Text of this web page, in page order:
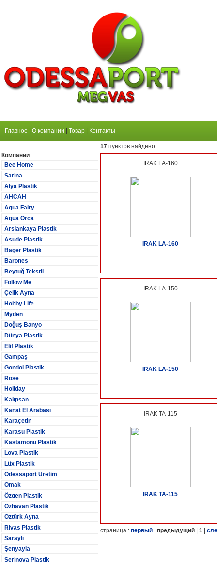
Главное О компании Товар Контакты
Компании
Bee Home
Sarina
Alya Plastik
АНСАН
Aqua Fairy
Aqua Orca
Arslankaya Plastik
Asude Plastik
Bager Plastik
Barones
Beytuğ Tekstil
Follow Me
Çelik Ayna
Hobby Life
Myden
Doğuş Banyo
Dünya Plastik
Elif Plastik
Gampaş
Gondol Plastik
Rose
Holiday
Kalıpsan
Kanat El Arabası
Karaçetin
Karasu Plastik
Kastamonu Plastik
Lova Plastik
Lüx Plastik
Odessaport Üretim
Omak
Özgen Plastik
Özhavan Plastik
Öztürk Ayna
Rivas Plastik
Saraylı
Şenyayla
Serinova Plastik
17 пунктов найдено.
IRAK LA-160
IRAK LA-160
IRAK LA-150
IRAK LA-150
IRAK TA-115
IRAK TA-115
страница : первый предыдущий 1